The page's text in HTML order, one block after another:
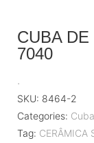
CUBA
7040
.
SKU: 8464-2
Categories:
Tag: CERÂMICA